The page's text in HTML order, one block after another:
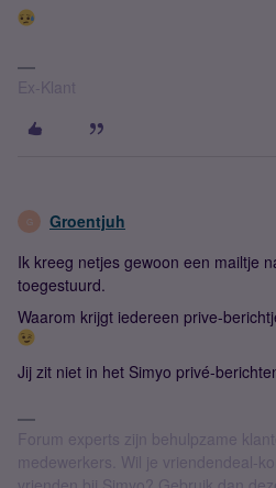
Ex-Klant
G Groentjuh
Ik kreeg netjes gewoon een mailtje
toegestuurd.
Waarom krijgt iedereen prive-
Jij zit niet in het Simyo privé-
Forum experts zijn behulpzame
medewerkers. Wil je vriendendeal-